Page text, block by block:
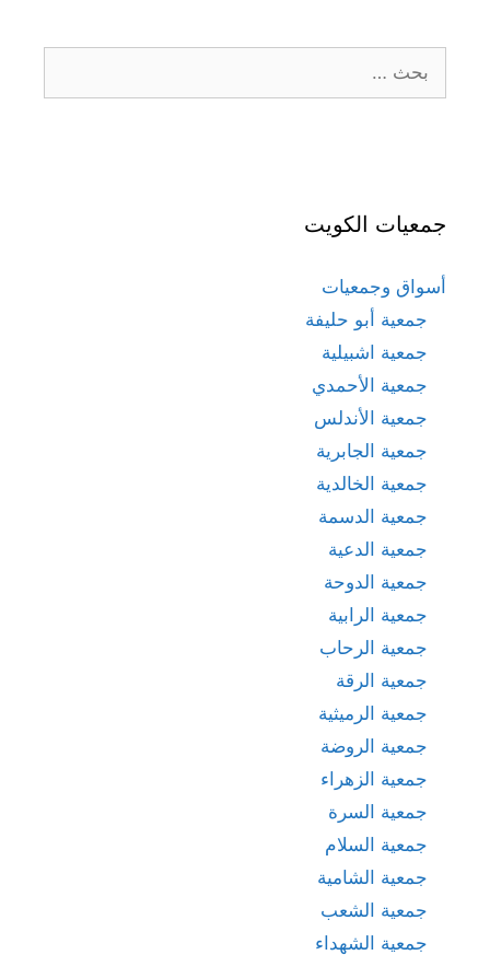
عن:
جمعيات الكويت
أسواق وجمعيات
جمعية أبو حليفة
جمعية اشبيلية
جمعية الأحمدي
جمعية الأندلس
جمعية الجابرية
جمعية الخالدية
جمعية الدسمة
جمعية الدعية
جمعية الدوحة
جمعية الرابية
جمعية الرحاب
جمعية الرقة
جمعية الرميثية
جمعية الروضة
جمعية الزهراء
جمعية السرة
جمعية السلام
جمعية الشامية
جمعية الشعب
جمعية الشهداء